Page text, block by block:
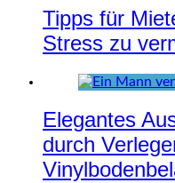
Tipps für
Stress zu
Elegantes
durch